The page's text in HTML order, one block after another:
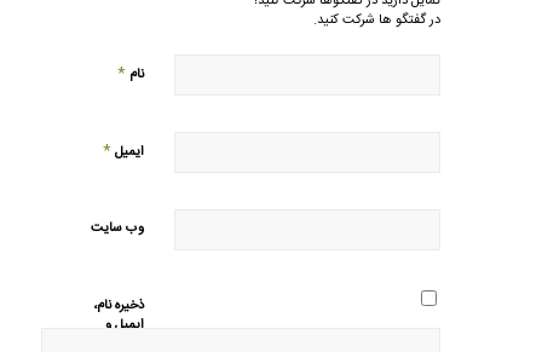
در گفتگو ها شرکت کنید.
نام *
ایمیل*
وب‌ سایت
ذخیره نام،
ایمیل و